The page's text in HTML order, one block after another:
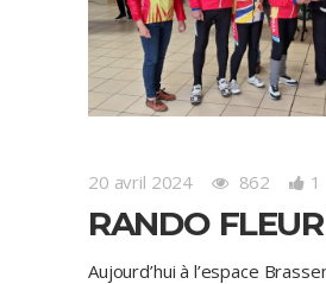
20 avril 2024 862 1
RANDO
Aujourd’hui à l’espace